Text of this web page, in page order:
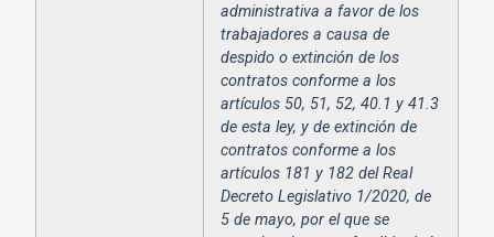
administrativa a favor de los
trabajadores a causa de
despido o extinción de los
contratos conforme a los
artículos 50, 51, 52, 40.1 y 41.3
de esta ley, y de extinción de
contratos conforme a los
artículos 181 y 182 del Real
Decreto Legislativo 1/2020, de
5 de mayo, por el que se